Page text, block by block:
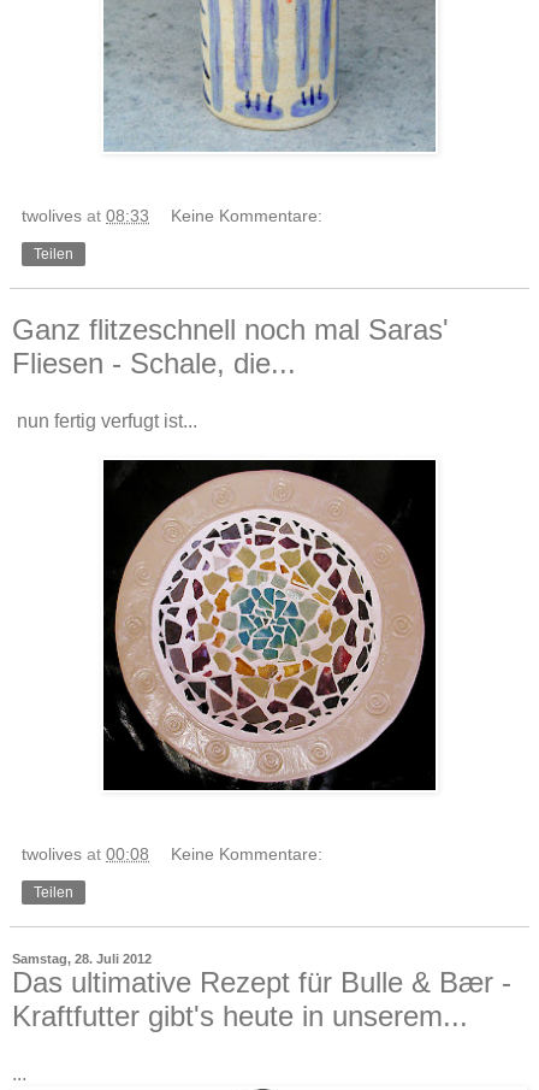
twolives at 08:33 Keine Kommentare:
Teilen
Ganz flitzeschnell noch mal Saras'
Fliesen - Schale, die...
nun fertig verfugt ist...
twolives at 00:08 Keine Kommentare:
Teilen
Samstag, 28. Juli 2012
Das ultimative Rezept für Bulle & Bær -
Kraftfutter gibt's heute in unserem...
...